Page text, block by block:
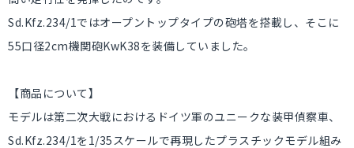
Sd.Kfz.234/1ではオープントップタイプの砲塔を搭載し、そこに
55口径2cm機関砲KwK38を装備していました。
【商品について】
モデルは第二次大戦におけるドイツ軍のユニークな装甲偵察車、
Sd.Kfz.234/1を1/35スケールで再現したプラスチックモデル組み